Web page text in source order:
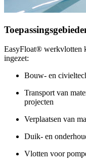
EasyFloat® werkvlotten
ingezet:
Bouw- en
Transport van
projecten
Verplaatsen van
Duik- en
Vlotten voor